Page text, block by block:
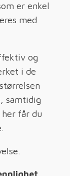
er enkel
med
og
i de
samtidig
får du